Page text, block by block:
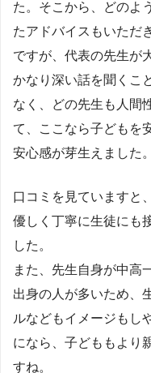
た。そこから、どのよ
たアドバイスもいただ
ですが、代表の先生が
かなり深い話を聞くこ
なく、どの先生も人間
て、ここなら子どもを
安心感が芽生えました
口コミを見ていますと
優しく丁寧に生徒にも
した。
また、先生自身が中高
出身の人が多いため、
ルなどもイメージもし
になら、子どももより
すね。